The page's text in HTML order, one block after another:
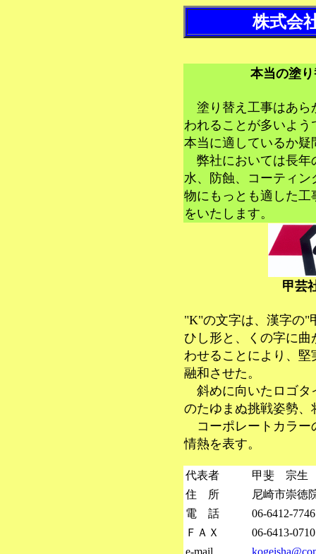
株式会
本当の塗
塗り替え工事はあら
われることが多いよ
本当に適しているか疑
弊社においては長年
水、防蝕、コーティ
物にもっとも適した
をいたします。
甲芸
"K"の文字は、漢字の"
ひし形と、くの字に
わせることにより、
融和させた。
斜めに向いたロゴタ
のたゆまぬ挑戦姿勢
コーポレートカラー
情熱を表す。
代表者
甲斐 宗生
住 所
尼崎市崇徳
電 話
06-6412-7746
ＦＡＸ
06-6413-0710
e-mail